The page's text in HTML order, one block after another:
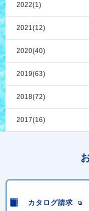
2022(1)
2021(12)
2020(40)
2019(63)
2018(72)
2017(16)
カタログ請求